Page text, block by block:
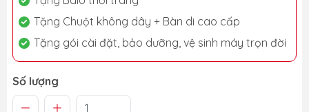
Tặng Chuột không dây + Bàn di cao cấp
Tặng gói cài đặt, bảo dưỡng, vệ sinh máy trọn đời
Số lượng